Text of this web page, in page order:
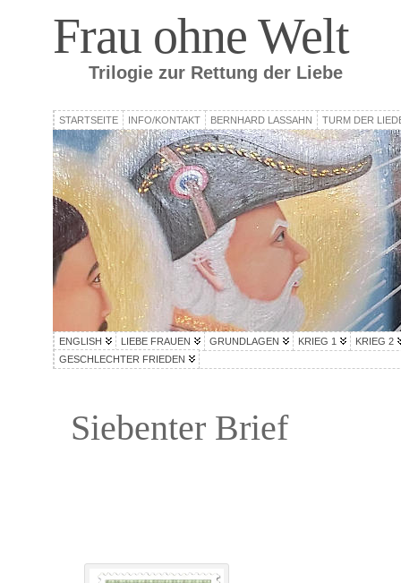
Frau ohne Welt
Trilogie zur Rettung der Liebe
STARTSEITE INFO/KONTAKT BERNHARD LASSAHN TURM DER
ENGLISH LIEBE FRAUEN GRUNDLAGEN KRIEG 1
KRIEG 2
GESCHLECHTER FRIEDEN
Siebenter Brief